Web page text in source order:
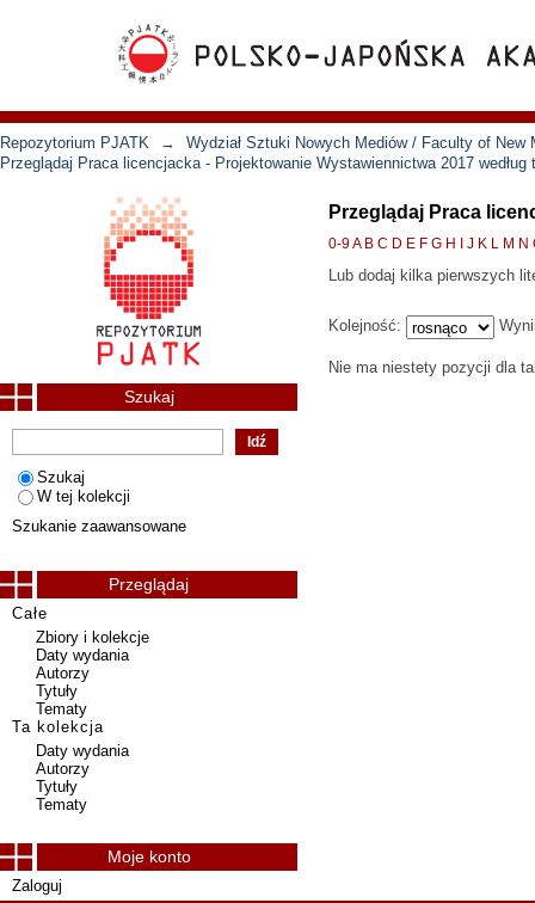
Repozytorium PJATK →
Wydział Sztuki Nowych Mediów / Faculty of New
Przeglądaj Praca licencjacka - Projektowanie Wystawiennictwa 2017 według
Przeglądaj Praca
0-9A B C D E F G H J K L M N
Lub dodaj kilka pierwszych
Kolejność:
Nie ma niestety pozycji dla
Szukaj
Szukaj
W tej kolekcji
Szukanie zaawansowane
Przeglądaj
Całe
Zbiory i kolekcje
Daty wydania
Autorzy
Tytuły
Tematy
Ta kolekcja
Daty wydania
Autorzy
Tytuły
Tematy
Moje konto
Zaloguj